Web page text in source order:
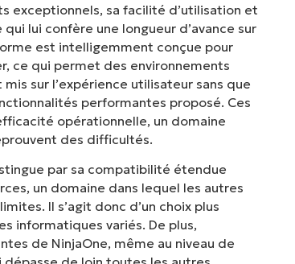
exceptionnels, sa facilité d’utilisation et
lui confère une longueur d’avance sur
est intelligemment conçue pour
ce qui permet des environnements
sur l’expérience utilisateur sans que
performantes proposé. Ces
opérationnelle, un domaine
des difficultés.
par sa compatibilité étendue
un domaine dans lequel les autres
Il s’agit donc d’un choix plus
informatiques variés. De plus,
de NinjaOne, même au niveau de
simple d'utilisation grâce à une interface fluide
end puissantes. Pas de configuration complexe
Toutes les options et tous les outils sont
à comprendre et il est très facile de s'y
Solutions